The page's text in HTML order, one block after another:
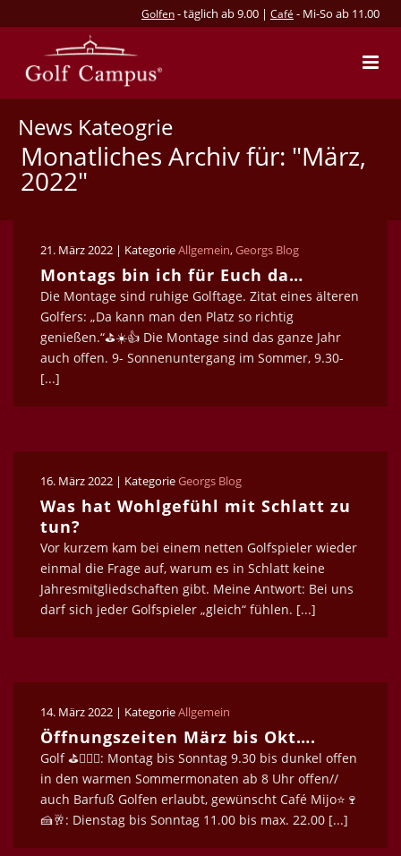
Golfen- täglich ab 9.00 | Café - Mi-So ab 11.00
News Kateogrie
Monatliches Archiv für: "März,
2022"
21. März 2022 | KategorieAllgemein,Georgs Blog
Montags bin ich für Euch da…
Die Montage sind ruhige Golftage. Zitat eines älteren
Golfers: „Da kann man den Platz so richtig
genießen.“⛳️☀️👍 Die Montage sind das ganze Jahr
auch offen. 9- Sonnenuntergang im Sommer, 9.30-
[...]
16. März 2022 | KategorieGeorgs Blog
Was hat Wohlgefühl mit Schlatt zu
tun?
Vor kurzem kam bei einem netten Golfspieler wieder
einmal die Frage auf, warum es in Schlatt keine
Jahresmitgliedschaften gibt. Meine Antwort: Bei uns
darf sich jeder Golfspieler „gleich“ fühlen. [...]
14. März 2022 | KategorieAllgemein
Öffnungszeiten März bis Okt….
Golf ⛳️🏌🏿‍♀️: Montag bis Sonntag 9.30 bis dunkel offen
in den warmen Sommermonaten ab 8 Uhr offen//
auch Barfuß Golfen erlaubt, gewünscht Café Mijo⭐️🍷
🍰🥂: Dienstag bis Sonntag 11.00 bis max. 22.00 [...]